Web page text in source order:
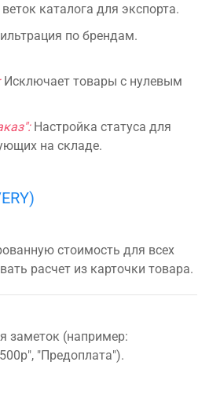
каталога для экспорта.
по брендам.
Исключает товары с нулевым
Настройка статуса для
на складе.
стоимость для всех
расчет из карточки товара.
заметок (например:
"Предоплата").